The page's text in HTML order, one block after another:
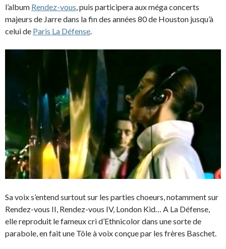
l’album Rendez-vous, puis participera aux méga concerts
majeurs de Jarre dans la fin des années 80 de Houston jusqu’à
celui de Paris La Défense.
Sa voix s’entend surtout sur les parties choeurs, notamment sur
Rendez-vous II, Rendez-vous IV, London Kid… A La Défense,
elle reproduit le fameux cri d’Ethnicolor dans une sorte de
parabole, en fait une Tôle à voix conçue par les frères Baschet.